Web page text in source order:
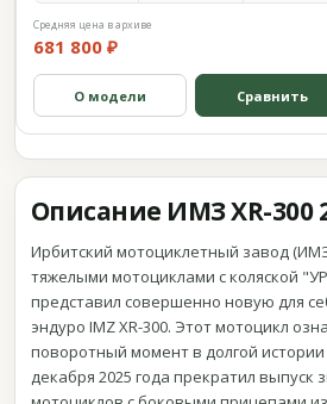
Средняя цена в архиве
681 800 ₽
О модели Сравнить
Описание ИМЗ XR-300
Ирбитский мотоциклетный завод
тяжелыми мотоциклами с коляской
представил совершенно новую для
эндуро IMZ XR-300. Этот мотоцикл
поворотный момент в долгой
декабря 2025 года прекратил выпуск